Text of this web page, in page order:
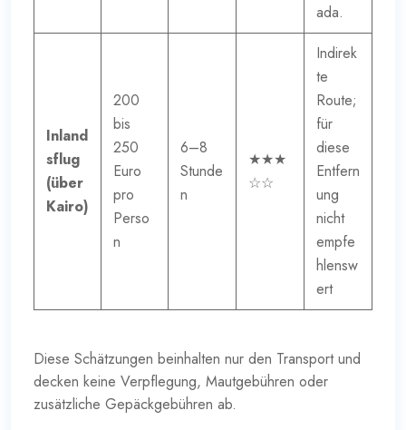
ada.
Inland
sflug
(über
Kairo)
200
bis
250
Euro
pro
Perso
n
6–8
Stunde
n
★★★
☆☆
Indirek
te
Route;
für
diese
Entfern
ung
nicht
empfe
hlensw
ert
Diese Schätzungen beinhalten nur den Transport und
decken keine Verpflegung, Mautgebühren oder
zusätzliche Gepäckgebühren ab.